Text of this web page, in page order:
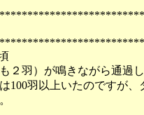
２羽）が鳴きながら通過
100羽以上いたのですが